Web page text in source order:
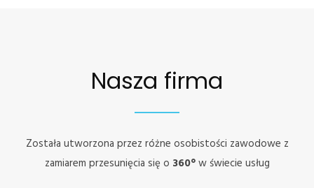
Nasza firma
Została utworzona przez różne osobistości zawodowe z
zamiarem przesunięcia się o 360°w świecie usług